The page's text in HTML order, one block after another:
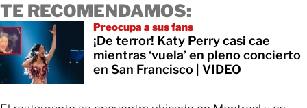
TE RECOMENDAMOS:
Preocupa a sus fans
¡De terror! Katy Perry casi cae
mientras ‘vuela’ en pleno concierto
en San Francisco | VIDEO